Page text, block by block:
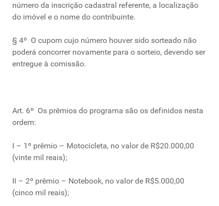
número da inscrição cadastral referente, a localização
do imóvel e o nome do contribuinte.
§ 4º O cupom cujo número houver sido sorteado não
poderá concorrer novamente para o sorteio, devendo ser
entregue à comissão.
Art. 6º Os prêmios do programa são os definidos nesta
ordem:
I – 1º prêmio – Motocicleta, no valor de R$20.000,00
(vinte mil reais);
II – 2º prêmio – Notebook, no valor de R$5.000,00
(cinco mil reais);